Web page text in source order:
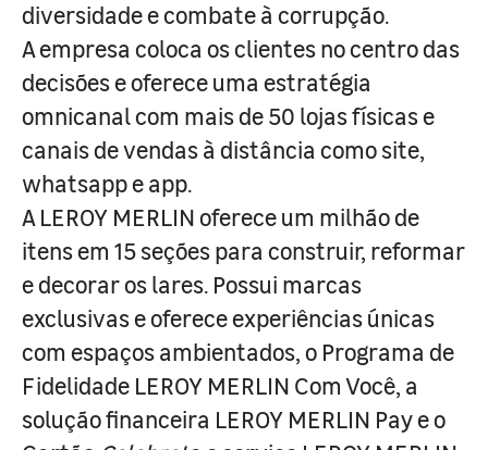
diversidade e combate à corrupção.
A empresa coloca os clientes no centro das
decisões e oferece uma estratégia
omnicanal com mais de 50 lojas físicas e
canais de vendas à distância como site,
whatsapp e app.
A LEROY MERLIN oferece um milhão de
itens em 15 seções para construir, reformar
e decorar os lares. Possui marcas
exclusivas e oferece experiências únicas
com espaços ambientados, o Programa de
Fidelidade LEROY MERLIN Com Você, a
solução financeira LEROY MERLIN Pay e o